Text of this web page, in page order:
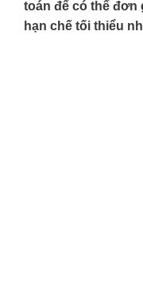
toán để có thể đơn
hạn chế tối thiểu